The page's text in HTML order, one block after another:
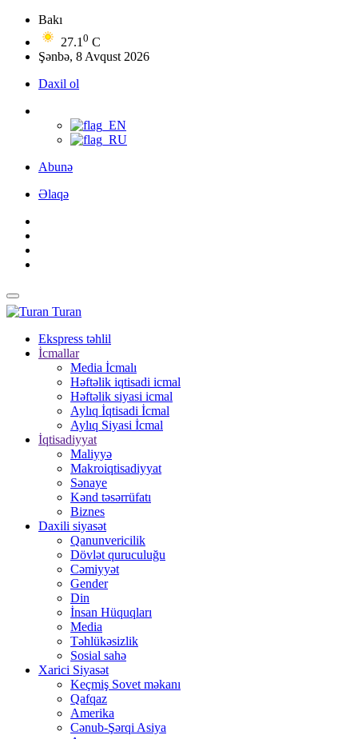
Bakı
27.1 0 C
Şənbə, 8 Avqust 2026
Daxil ol
Abunə
Əlaqə
Turan
Ekspress təhlil
İcmallar
Media İcmalı
Həftəlik iqtisadi icmal
Həftəlik siyasi icmal
Aylıq İqtisadi İcmal
Aylıq Siyasi İcmal
İqtisadiyyat
Maliyyə
Makroiqtisadiyyat
Sənaye
Kənd təsərrüfatı
Biznes
Daxili siyasət
Qanunvericilik
Dövlət quruculuğu
Cəmiyyət
Gender
Din
İnsan Hüquqları
Media
Təhlükəsizlik
Sosial sahə
Xarici Siyasət
Keçmiş Sovet məkanı
Qafqaz
Amerika
Cənub-Şərqi Asiya